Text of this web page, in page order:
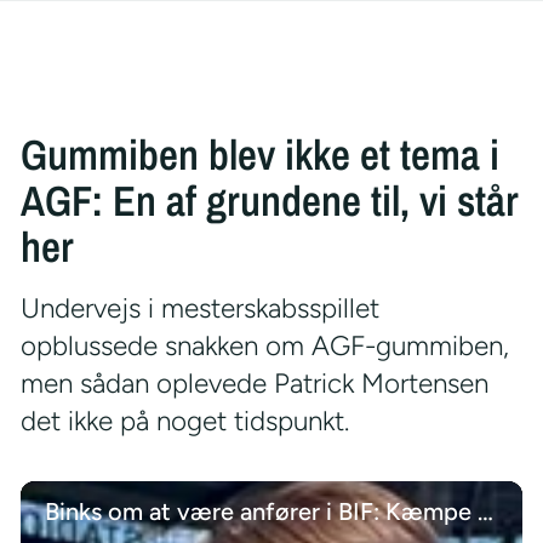
Gummiben blev ikke et tema i
AGF: En af grundene til, vi står
her
Undervejs i mesterskabsspillet
opblussede snakken om AGF-gummiben,
men sådan oplevede Patrick Mortensen
det ikke på noget tidspunkt.
Binks om at være anfører i BIF: Kæmpe stort